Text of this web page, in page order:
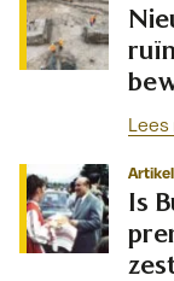
Artikel
Is